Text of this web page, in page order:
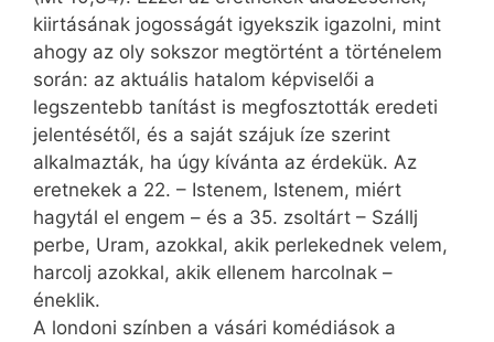
kiirtásának jogosságát igyekszik igazolni, mint
ahogy az oly sokszor megtörtént a történelem
során: az aktuális hatalom képviselői a
legszentebb tanítást is megfosztották eredeti
jelentésétől, és a saját szájuk íze szerint
alkalmazták, ha úgy kívánta az érdekük. Az
eretnekek a 22. – Istenem, Istenem, miért
hagytál el engem – és a 35. zsoltárt – Szállj
perbe, Uram, azokkal, akik perlekednek velem,
harcolj azokkal, akik ellenem harcolnak –
éneklik.
A londoni színben a vásári komédiások a